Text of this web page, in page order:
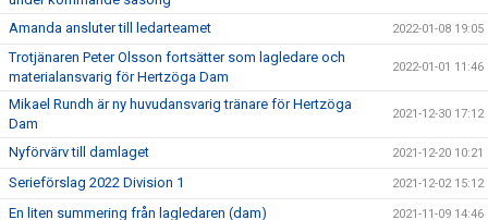
Amanda ansluter till ledarteamet 2022-01-08 19:05
Trotjänaren Peter Olsson fortsätter som lagledare och
materialansvarig för Hertzöga Dam
2022-01-01 11:46
Mikael Rundh är ny huvudansvarig tränare för Hertzöga
Dam
2021-12-30 17:12
Nyförvärv till damlaget 2021-12-20 10:21
Serieförslag 2022 Division 1 2021-12-02 15:12
En liten summering från lagledaren (dam) 2021-11-09 14:46